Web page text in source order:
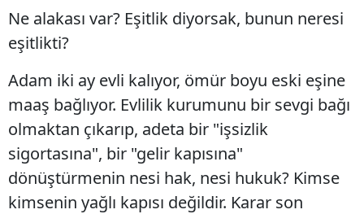
Ne alakası var? Eşitlik diyorsak, bunun neresi
eşitlikti?
Adam iki ay evli kalıyor, ömür boyu eski eşine
maaş bağlıyor. Evlilik kurumunu bir sevgi bağı
olmaktan çıkarıp, adeta bir "işsizlik
sigortasına", bir "gelir kapısına"
dönüştürmenin nesi hak, nesi hukuk? Kimse
kimsenin yağlı kapısı değildir. Karar son